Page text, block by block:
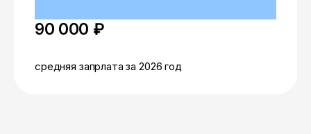
90 000 ₽
средняя запрлата за 2026 год